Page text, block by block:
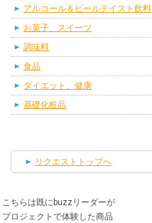
アルコール＆ビールテイスト飲料
お菓子、スイーツ
調味料
食品
ダイエット、健康
基礎化粧品
リクエストトップへ
こちらは既にbuzzリーダーが
プロジェクトで体験した商品